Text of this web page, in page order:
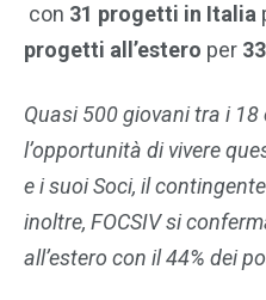
con 31 progetti in Italia
progetti all’estero per
Quasi 500 giovani tra i 18
l’opportunità di vivere
e i suoi Soci, il
inoltre, FOCSIV si
all’estero con il 44% dei